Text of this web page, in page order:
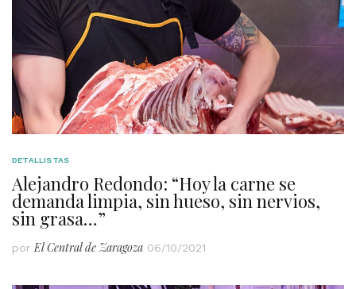
DETALLISTAS
Alejandro Redondo: “Hoy la carne se
demanda limpia, sin hueso, sin nervios,
sin grasa…”
por El Central de Zaragoza 06/10/2021